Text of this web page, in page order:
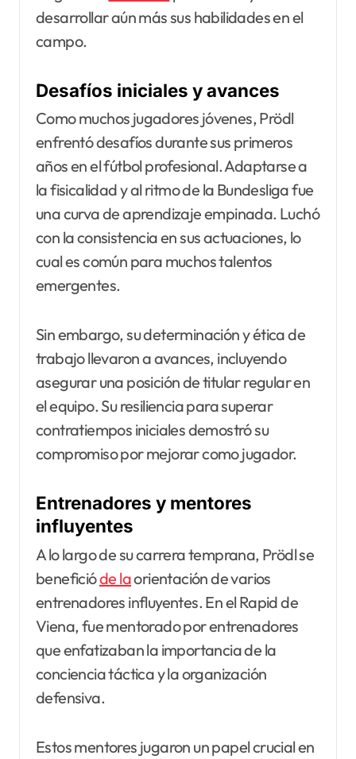
desarrollar aún más sus habilidades en el
campo.
Desafíos iniciales y avances
Como muchos jugadores jóvenes, Prödl
enfrentó desafíos durante sus primeros
años en el fútbol profesional. Adaptarse a
la fisicalidad y al ritmo de la Bundesliga fue
una curva de aprendizaje empinada. Luchó
con la consistencia en sus actuaciones, lo
cual es común para muchos talentos
emergentes.
Sin embargo, su determinación y ética de
trabajo llevaron a avances, incluyendo
asegurar una posición de titular regular en
el equipo. Su resiliencia para superar
contratiempos iniciales demostró su
compromiso por mejorar como jugador.
Entrenadores y mentores
influyentes
A lo largo de su carrera temprana, Prödl se
beneficióde laorientación de varios
entrenadores influyentes. En el Rapid de
Viena, fue mentorado por entrenadores
que enfatizaban la importancia de la
conciencia táctica y la organización
defensiva.
Estos mentores jugaron un papel crucial en